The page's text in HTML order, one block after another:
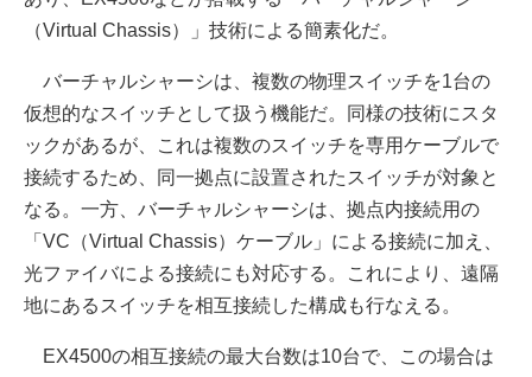
（Virtual Chassis）」技術による簡素化だ。
バーチャルシャーシは、複数の物理スイッチを1台の
仮想的なスイッチとして扱う機能だ。同様の技術にスタ
ックがあるが、これは複数のスイッチを専用ケーブルで
接続するため、同一拠点に設置されたスイッチが対象と
なる。一方、バーチャルシャーシは、拠点内接続用の
「VC（Virtual Chassis）ケーブル」による接続に加え、
光ファイバによる接続にも対応する。これにより、遠隔
地にあるスイッチを相互接続した構成も行なえる。
EX4500の相互接続の最大台数は10台で、この場合は